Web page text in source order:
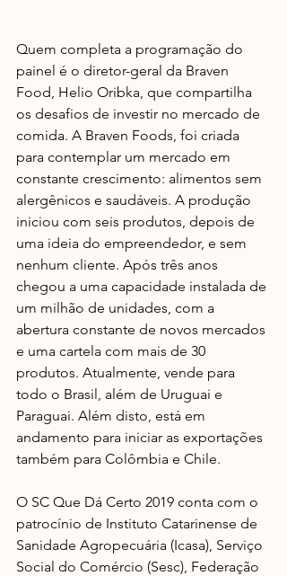
Quem completa a programação do
painel é o diretor-geral da Braven
Food, Helio Oribka, que compartilha
os desafios de investir no mercado de
comida. A Braven Foods, foi criada
para contemplar um mercado em
constante crescimento: alimentos sem
alergênicos e saudáveis. A produção
iniciou com seis produtos, depois de
uma ideia do empreendedor, e sem
nenhum cliente. Após três anos
chegou a uma capacidade instalada de
um milhão de unidades, com a
abertura constante de novos mercados
e uma cartela com mais de 30
produtos. Atualmente, vende para
todo o Brasil, além de Uruguai e
Paraguai. Além disto, está em
andamento para iniciar as exportações
também para Colômbia e Chile.
O SC Que Dá Certo 2019 conta com o
patrocínio de Instituto Catarinense de
Sanidade Agropecuária (Icasa), Serviço
Social do Comércio (Sesc), Federação